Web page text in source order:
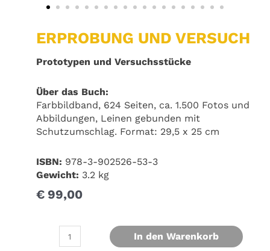
ERPROBUNG UND VERSUCH
Prototypen und Versuchsstücke
Über das Buch:
Farbbildband, 624 Seiten, ca. 1.500 Fotos und
Abbildungen, Leinen gebunden mit
Schutzumschlag. Format: 29,5 x 25 cm
ISBN: 978-3-902526-53-3
Gewicht: 3.2 kg
€ 99,00
In den Warenkorb